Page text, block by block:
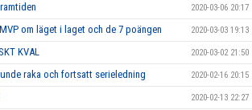
2020-03-06 20:17
om läget i laget och de 7 poängen 2020-03-03 19:13
KVAL 2020-03-02 21:50
raka och fortsatt serieledning 2020-02-16 20:15
2020-02-13 22:27